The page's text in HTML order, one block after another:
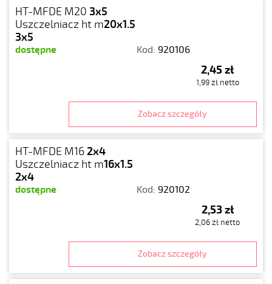
HT-MFDE M20 3x5
Uszczelniacz ht m20x1.5
3x5
dostępne Kod: 920106
2,45 zł
1,99 zł netto
Zobacz szczegóły
HT-MFDE M162x4
Uszczelniacz ht m16x1.5
2x4
dostępne Kod: 920102
2,53 zł
2,06 zł netto
Zobacz szczegóły